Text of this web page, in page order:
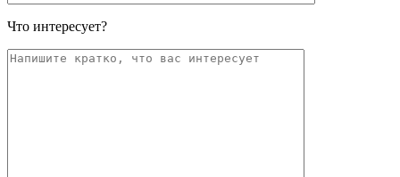
Что интересует?